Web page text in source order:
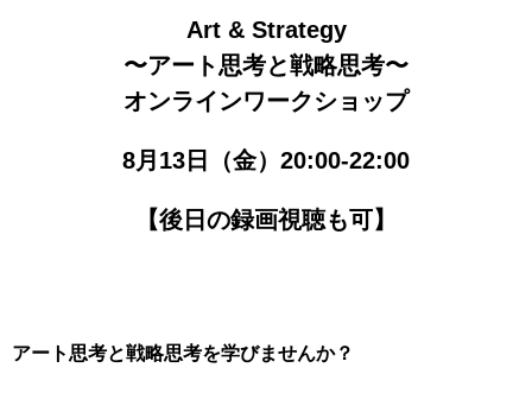
Art & Strategy
〜アート思考と戦略思考〜
オンラインワークショップ
8月13日（金）20:00-22:00
【後日の録画視聴も可】
アート思考と戦略思考を学びませんか？